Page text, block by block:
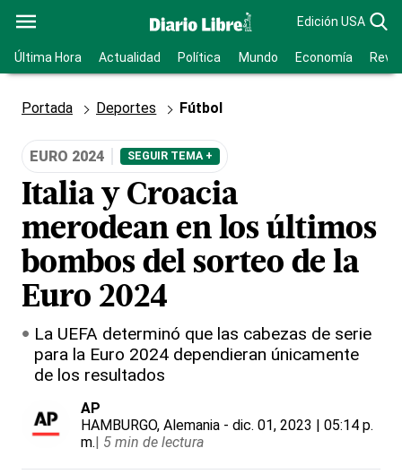
Edición USA
Última Hora Actualidad Política Mundo Economía
Portada Deportes Fútbol
EURO 2024 SEGUIR TEMA +
Italia y Croacia
merodean en los últimos
bombos del sorteo de la
Euro 2024
La UEFA determinó que las cabezas de serie
para la Euro 2024 dependieran únicamente
de los resultados
AP
HAMBURGO, Alemania - dic. 01, 2023 | 05:14 p.
m.| 5 min de lectura